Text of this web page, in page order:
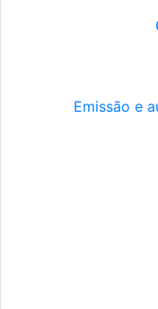
Emissão e